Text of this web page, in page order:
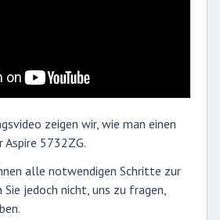
zeigen wir, wie man einen
5732ZG.
alle notwendigen Schritte zur
jedoch nicht, uns zu fragen,